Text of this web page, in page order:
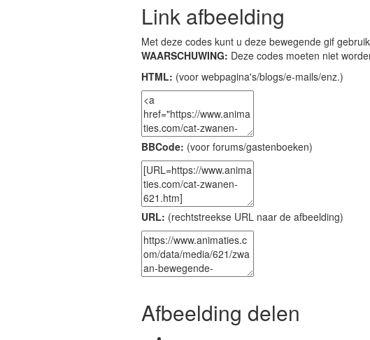
Link afbeelding
Met deze codes kunt u deze bewegende gif
WAARSCHUWING: Deze codes moeten niet
HTML: (voor webpagina's/blogs/e-mails/enz.)
BBCode: (voor forums/gastenboeken)
URL: (rechtstreekse URL naar de afbeelding)
Afbeelding delen